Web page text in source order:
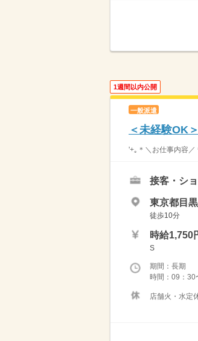
1週間以内公開
一般派遣
＜未経験OK
'+｡＊＼お仕事内容
接客・シ
東京都目
徒歩10分
時給1,750
S
期間：長期
時間：09：30
店舗火・水定